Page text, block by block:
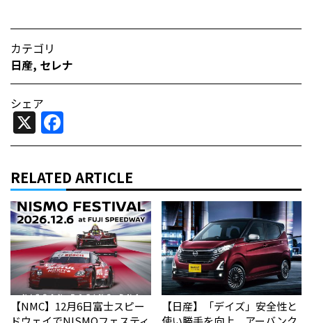
カテゴリ
日産, セレナ
シェア
X
RELATED ARTICLE
【NMC】12月6日富士スピー
【日産】「デイズ」安全性と